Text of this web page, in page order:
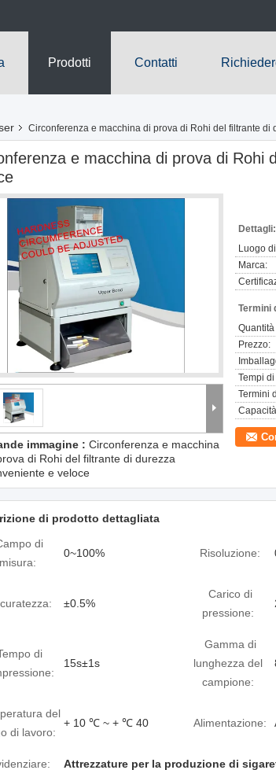
Prodotti Contatti
Circonferenza e macchina di prova di Rohi del filtrante di
e macchina di prova di Rohi
immagine : Circonferenza e macchina
di Rohi del filtrante di durezza
e veloce
Dettagli:
Luogo
Marca:
Termini
Prezzo:
Tempi
Termini
di prodotto dettagliata
di
misura:
0~100% Risoluzione:
±0.5%
Carico di
pressione:
di
15s±1s
Gamma di
lunghezza del
campione:
del
di lavoro:
+ 10 ℃ ~ + ℃ 40 Alimentazione:
Attrezzature per la produzione di